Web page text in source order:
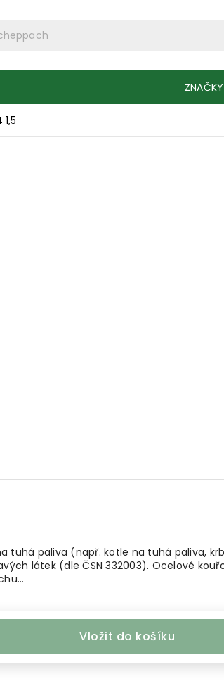
ZNAČKY
tuhá paliva (např. kotle na tuhá paliva,
látek (dle ČSN 332003). Ocelové
Vložit do košíku